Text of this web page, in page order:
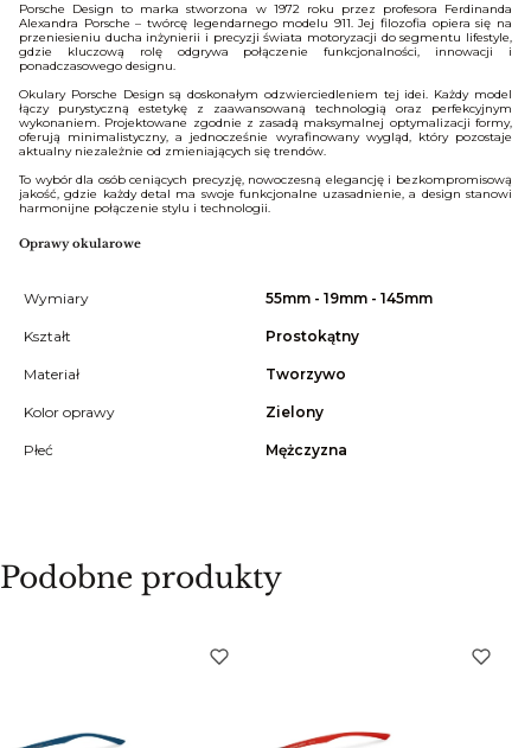
Porsche Design to marka stworzona w 1972 roku przez profesora Ferdinanda
Alexandra Porsche – twórcę legendarnego modelu 911. Jej filozofia opiera się na
przeniesieniu ducha inżynierii i precyzji świata motoryzacji do segmentu lifestyle,
gdzie kluczową rolę odgrywa połączenie funkcjonalności, innowacji i
ponadczasowego designu.
Okulary Porsche Design są doskonałym odzwierciedleniem tej idei. Każdy model
łączy purystyczną estetykę z zaawansowaną technologią oraz perfekcyjnym
wykonaniem. Projektowane zgodnie z zasadą maksymalnej optymalizacji formy,
oferują minimalistyczny, a jednocześnie wyrafinowany wygląd, który pozostaje
aktualny niezależnie od zmieniających się trendów.
To wybór dla osób ceniących precyzję, nowoczesną elegancję i bezkompromisową
jakość, gdzie każdy detal ma swoje funkcjonalne uzasadnienie, a design stanowi
harmonijne połączenie stylu i technologii.
Oprawy okularowe
Wymiary 55mm - 19mm - 145mm
Kształt Prostokątny
Materiał Tworzywo
Kolor oprawy Zielony
Płeć Mężczyzna
Podobne produkty